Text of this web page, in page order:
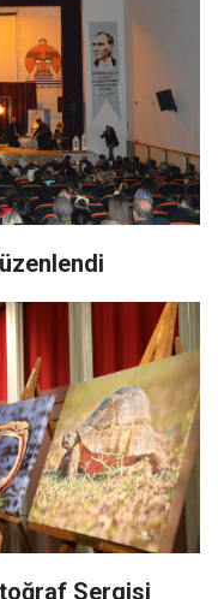
Sergisi